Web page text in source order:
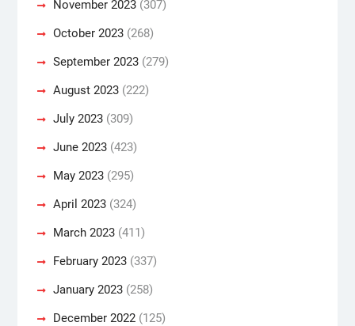
November 2023(307)
October 2023(268)
September 2023(279)
August 2023(222)
July 2023(309)
June 2023(423)
May 2023(295)
April 2023(324)
March 2023(411)
February 2023(337)
January 2023(258)
December 2022(125)